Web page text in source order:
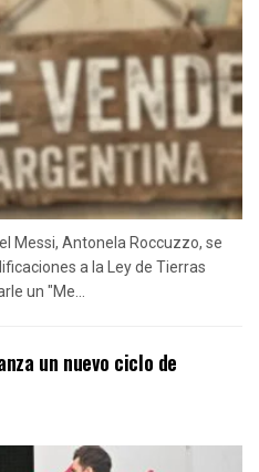
Messi, Antonela Roccuzzo, se
a la Ley de Tierras
un "Me...
un nuevo ciclo de